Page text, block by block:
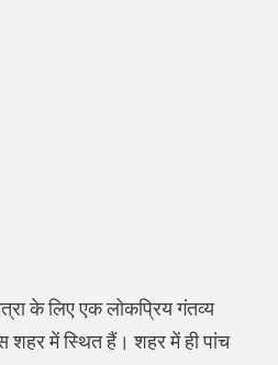
के लिए एक लोकप्रिय गंतव्य
शहर में स्थित हैं। शहर में ही पांच